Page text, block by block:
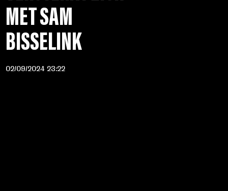
MET SAM
BISSELINK
02/09/2024 23:22